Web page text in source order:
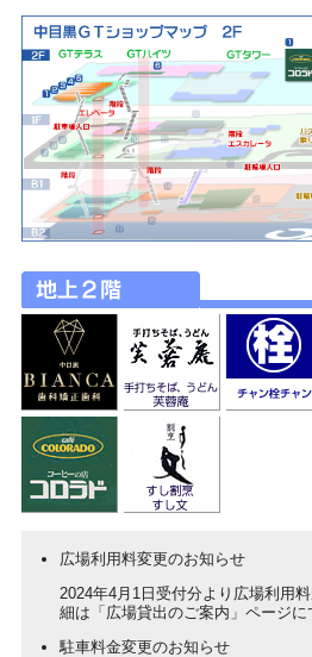
広場利用料変更のお知らせ
2024年4月1日受付分より広場利用
細は「広場貸出のご案内」ページに
駐車料金変更のお知らせ